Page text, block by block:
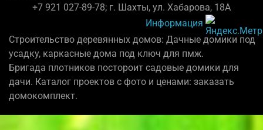
+7 921 027-89-78; г. Шахты, ул. Хабарова, 18А
Информация
Строительство деревянных домов: Дачные домики под
усадку, каркасные дома под ключ для пмж.
Бригада плотников постороит садовые домики для
дачи. Каталог проектов с фото и ценами: заказать
домокомплект.